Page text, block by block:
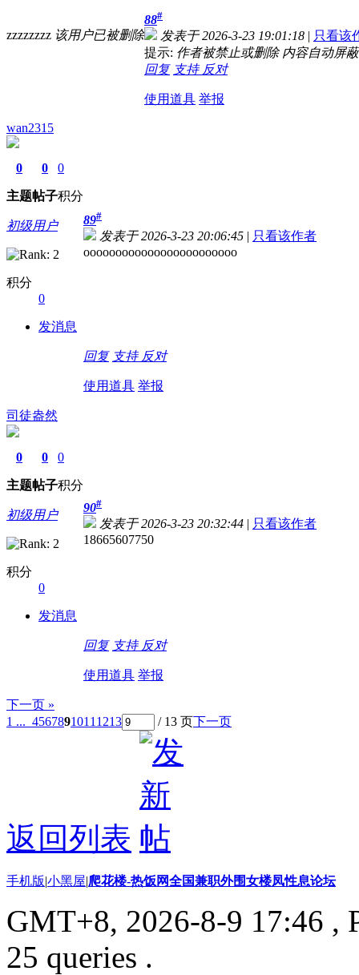
zzzzzzzz 该用户已被删除
88#
发表于 2026-3-23 19:01:18 | 只看该
提示: 作者被禁止或删除 内容自动屏蔽
回复 支持 反对
使用道具 举报
wan2315
0
主题
0
帖子
0
积分
初级用户
积分
0
发消息
89#
发表于 2026-3-23 20:06:45 | 只看该作者
oooooooooooooooooooooooo
回复 支持 反对
使用道具 举报
司徒盎然
0
主题
0
帖子
0
积分
初级用户
积分
0
发消息
90#
发表于 2026-3-23 20:32:44 | 只看该作者
18665607750
回复 支持 反对
使用道具 举报
下一页 »
1 ... 4567891011 1213 / 13 页下一页
返回列表
手机版|小黑屋|爬花楼-热饭网全国兼职外围女楼凤性息论坛
GMT+8, 2026-8-9 17:46 ,
25 queries .